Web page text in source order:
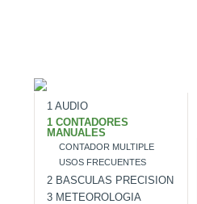
1 AUDIO
1 CONTADORES
MANUALES
CONTADOR MULTIPLE
USOS FRECUENTES
2 BASCULAS PRECISION
3 METEOROLOGIA